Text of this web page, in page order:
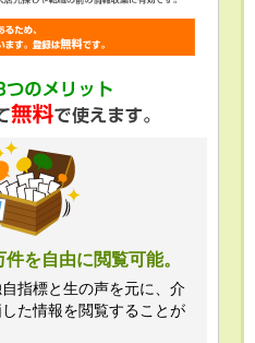
を自由に閲覧可能。
指標と生の声を元に、介
た情報を閲覧することが